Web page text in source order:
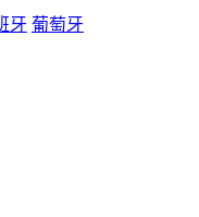
牙 葡萄牙